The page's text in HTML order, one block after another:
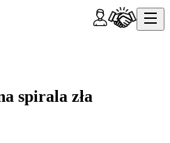
spirala zła